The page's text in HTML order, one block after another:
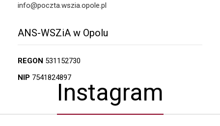
info@poczta.wszia.opole.pl
ANS-WSZiA w Opolu
REGON 531152730
NIP 7541824897
Instagram